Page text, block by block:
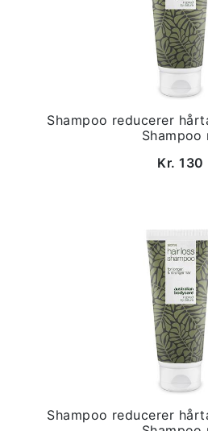
Shampoo reducerer
Shampoo
Kr. 130
Shampoo reducerer